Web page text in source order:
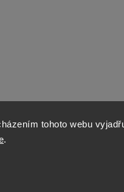
tohoto webu
.